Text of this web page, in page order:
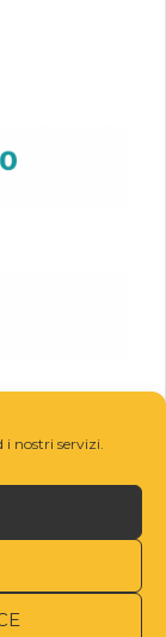
i nostri servizi.